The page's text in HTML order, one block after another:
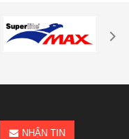
NHẬN TIN